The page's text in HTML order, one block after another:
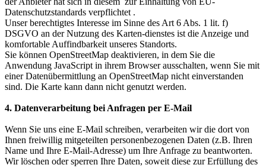
Datenschutzstandards verpflichtet .
Unser berechtigtes Interesse im Sinne des Art 6 Abs. 1 lit. f)
DSGVO an der Nutzung des Karten-dienstes ist die Anzeige und
komfortable Auffindbarkeit unseres Standorts.
Sie können OpenStreetMap deaktivieren, in dem Sie die
Anwendung JavaScript in ihrem Browser ausschalten, wenn Sie mit
einer Datenübermittlung an OpenStreetMap nicht einverstanden
sind. Die Karte kann dann nicht genutzt werden.
4. Datenverarbeitung bei Anfragen per E-Mail
Wenn Sie uns eine E-Mail schreiben, verarbeiten wir die dort von
Ihnen freiwillig mitgeteilten personenbezogenen Daten (z.B. Ihren
Name und Ihre E-Mail-Adresse) um Ihre Anfrage zu beantworten.
Wir löschen oder sperren Ihre Daten, soweit diese zur Erfüllung des